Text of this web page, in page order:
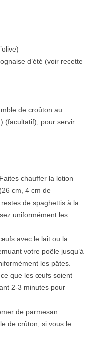
d’été (voir recette
de croûton au
(facultatif), pour servir
chauffer la lotion
cm, 4 cm de
de spaghettis à la
uniformément les
avec le lait ou la
votre poêle jusqu’à
les pâtes.
ce que les œufs soient
2-3 minutes pour
de parmesan
de crûton, si vous le